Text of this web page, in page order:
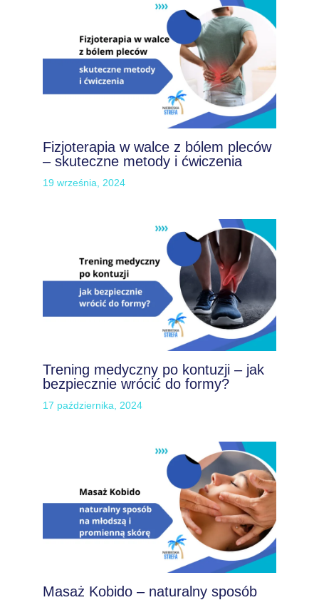
Fizjoterapia w walce z bólem pleców
– skuteczne metody i ćwiczenia
19 września, 2024
Trening medyczny po kontuzji – jak
bezpiecznie wrócić do formy?
17 października, 2024
Masaż Kobido – naturalny sposób